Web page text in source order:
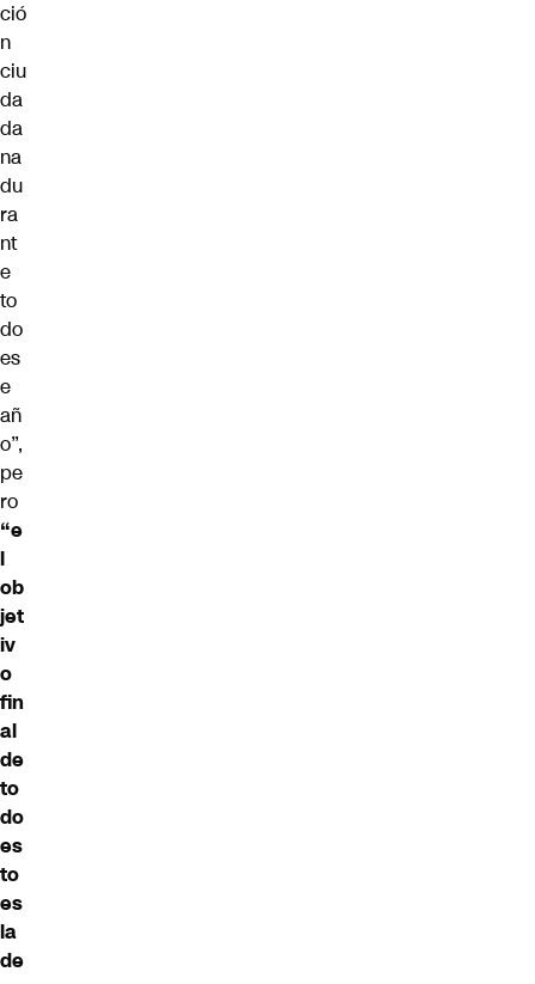
ció
n
ciu
da
da
na
du
ra
nt
e
to
do
es
e
añ
o”,
pe
ro
“e
l
ob
jet
iv
o
fin
al
de
to
do
es
to
es
la
de